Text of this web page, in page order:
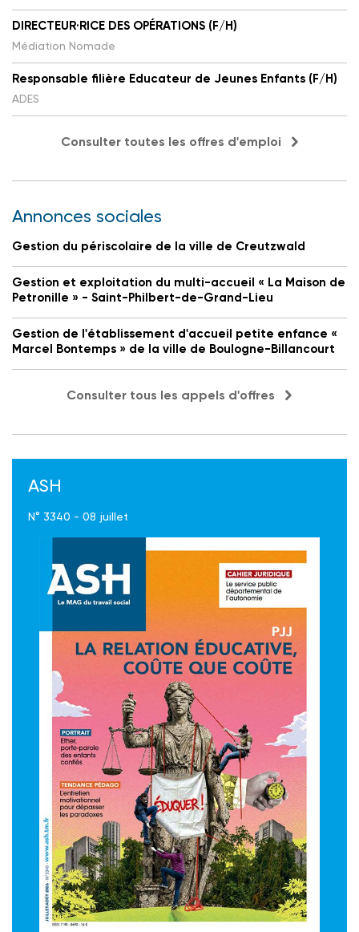
DIRECTEUR·RICE DES OPÉRATIONS (F/H)
Médiation Nomade
Responsable filière Educateur de Jeunes Enfants (F/H)
ADES
Consulter toutes les offres d'emploi
Annonces sociales
Gestion du périscolaire de la ville de Creutzwald
Gestion et exploitation du multi-accueil « La Maison de
Petronille » - Saint-Philbert-de-Grand-Lieu
Gestion de l'établissement d'accueil petite enfance «
Marcel Bontemps » de la ville de Boulogne-Billancourt
Consulter tous les appels d'offres
ASH
N° 3340 - 08 juillet